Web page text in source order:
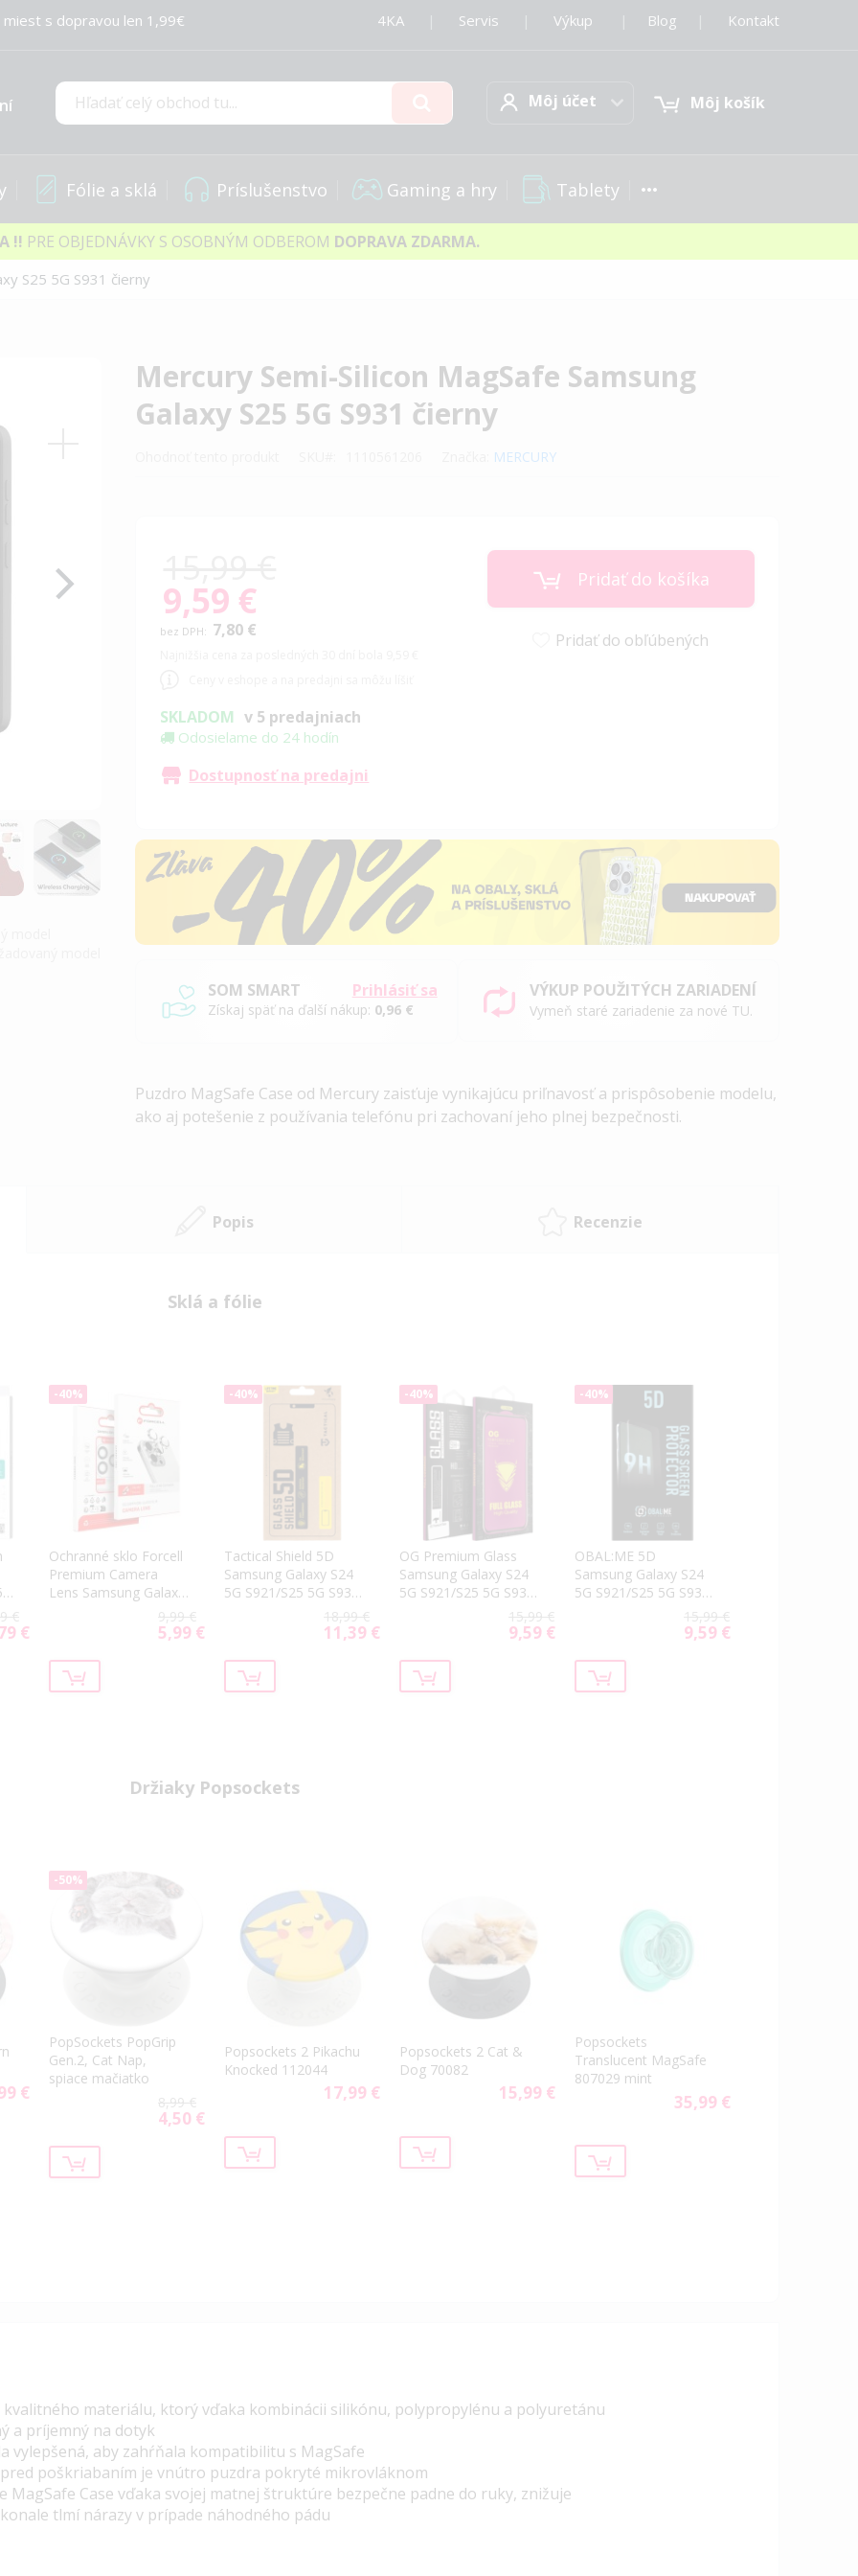
s dopravou len 1,99€ 4KA Servis Výkup Blog Kontakt
Hľadať
Môj účetMôj účet Môj košík
Fólie a sklá Príslušenstvo Gaming a hry Tablety
!! PRE OBJEDNÁVKY S OSOBNÝM ODBEROM DOPRAVA ZDARMA.
S25 5G S931 čierny
Mercury Semi-Silicon MagSafe Samsung
Galaxy S25 5G S931 čierny
MERCURY
Special
Price
9,59 €
7,80 €
SKLADOM v 5 predajniach
Odosielame do 24 hodín
Dostupnosť na predajni
Pridať do košíka
Pridať do obľúbených
Prihlásiť sa
SOM SMART
Získaj späť na ďalší nákup: 0,96 €
VÝKUP POUŽITÝCH ZARIADENÍ
Vymeň staré zariadenie za nové TU.
Puzdro MagSafe Case od Mercury zaisťuje vynikajúcu priľnavosť a prispôsobenie modelu,
ako aj potešenie z používania telefónu pri zachovaní jeho plnej bezpečnosti.
Popis Recenzie
Sklá a fólie
€
€
-40%
Ochranné sklo Forcell
Premium Camera
Lens Samsung Galaxy
S25 5G S931 modré9,99 €
Special
5,99 €
-40%
Tactical Shield 5D
Samsung Galaxy S24
5G S921/S25 5G S931
18,99 €
Special
11,39 €
-40%
OG Premium Glass
Samsung Galaxy S24
5G S921/S25 5G S931
15,99 €
Special
9,59 €
-40%
OBAL:ME 5D
Samsung Galaxy S24
5G S921/S25 5G S931
15,99 €
Special
9,59 €
Držiaky Popsockets
€
-50%
PopSockets PopGrip
Gen.2, Cat Nap,
spiace mačiatko
8,99 €
Special
4,50 €
Popsockets 2 Pikachu
Knocked 112044
17,99 €
Popsockets 2 Cat &
Dog 70082
15,99 €
Popsockets
Translucent MagSafe
807029 mint
35,99 €
kvalitného materiálu, ktorý vďaka kombinácii silikónu, polypropylénu a polyuretánu
a príjemný na dotyk
vylepšená, aby zahŕňala kompatibilitu s MagSafe
poškriabaním je vnútro puzdra pokryté mikrovláknom
MagSafe Case vďaka svojej matnej štruktúre bezpečne padne do ruky, znižuje
tlmí nárazy v prípade náhodného pádu